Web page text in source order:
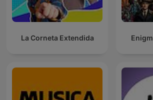
La Corneta Extendida